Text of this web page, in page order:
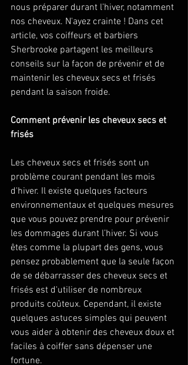
nous préparer durant l’hiver, notamment
nos cheveux. N'ayez crainte ! Dans cet
article, vos coiffeurs et barbiers
Sherbrooke partagent les meilleurs
conseils sur la façon de prévenir et de
maintenir les cheveux secs et frisés
pendant la saison froide.
Comment prévenir les cheveux secs et
frisés
Les cheveux secs et frisés sont un
problème courant pendant les mois
d'hiver. Il existe quelques facteurs
environnementaux et quelques mesures
que vous pouvez prendre pour prévenir
les dommages durant l’hiver. Si vous
êtes comme la plupart des gens, vous
pensez probablement que la seule façon
de se débarrasser des cheveux secs et
frisés est d'utiliser de nombreux
produits coûteux. Cependant, il existe
quelques astuces simples qui peuvent
vous aider à obtenir des cheveux doux et
faciles à coiffer sans dépenser une
fortune.